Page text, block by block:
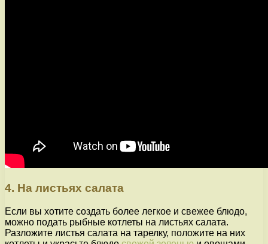
4. На листьях салата
Если вы хотите создать более легкое и свежее блюдо,
можно подать рыбные котлеты на листьях салата.
Разложите листья салата на тарелку, положите на них